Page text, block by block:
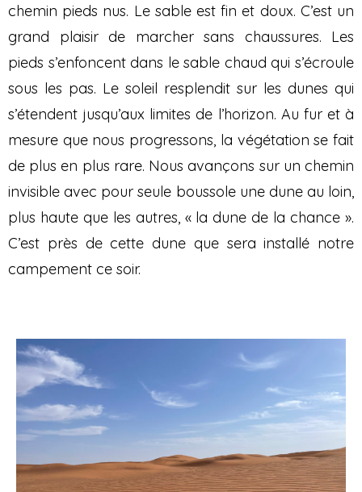
chemin pieds nus. Le sable est fin et doux. C’est un
grand plaisir de marcher sans chaussures. Les
pieds s’enfoncent dans le sable chaud qui s’écroule
sous les pas. Le soleil resplendit sur les dunes qui
s’étendent jusqu’aux limites de l’horizon. Au fur et à
mesure que nous progressons, la végétation se fait
de plus en plus rare. Nous avançons sur un chemin
invisible avec pour seule boussole une dune au loin,
plus haute que les autres, « la dune de la chance ».
C’est près de cette dune que sera installé notre
campement ce soir.